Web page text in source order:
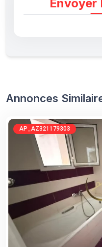
Envoyer
Annonces
AP_AZ321179303